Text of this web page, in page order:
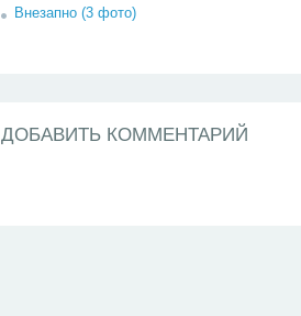
Внезапно (3 фото)
ДОБАВИТЬ КОММЕНТАРИЙ